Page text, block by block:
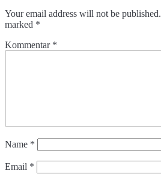
Your email address will not be published.
marked *
Kommentar *
Name *
Email *